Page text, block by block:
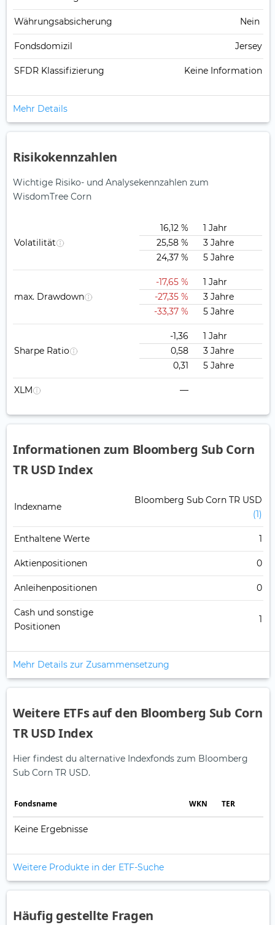
Währungsabsicherung Nein
Fondsdomizil Jersey
SFDR Klassifizierung Keine Information
Mehr Details
Risikokennzahlen
Wichtige Risiko- und Analysekennzahlen zum
WisdomTree Corn
Volatilität
16,12 %
1 Jahr
25,58 %
3 Jahre
24,37 %
5 Jahre
max. Drawdown
-17,65 %
1 Jahr
-27,35 %
3 Jahre
-33,37 %
5 Jahre
Sharpe Ratio
-1,36
1 Jahr
0,58
3 Jahre
0,31
5 Jahre
XLM —
Informationen zum Bloomberg Sub Corn
TR USD Index
Indexname
Bloomberg Sub Corn TR USD
(1)
Enthaltene Werte 1
Aktienpositionen 0
Anleihenpositionen 0
Cash und sonstige
Positionen
1
Mehr Details zur Zusammensetzung
Weitere ETFs auf den Bloomberg Sub Corn
TR USD Index
Hier findest du alternative Indexfonds zum Bloomberg
Sub Corn TR USD.
Fonds­name WKN TER
Keine Ergebnisse
Weitere Produkte in der ETF-Suche
Häufig gestellte Fragen